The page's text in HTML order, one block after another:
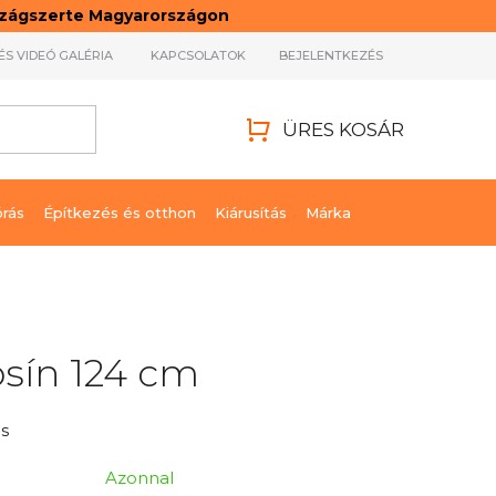
Magyarországon
VIDEÓ GALÉRIA KAPCSOLATOK BEJELENTKEZÉS
ÜRES KOSÁR
Építkezés és otthon Kiárusítás Márka
124 cm
Azonnal